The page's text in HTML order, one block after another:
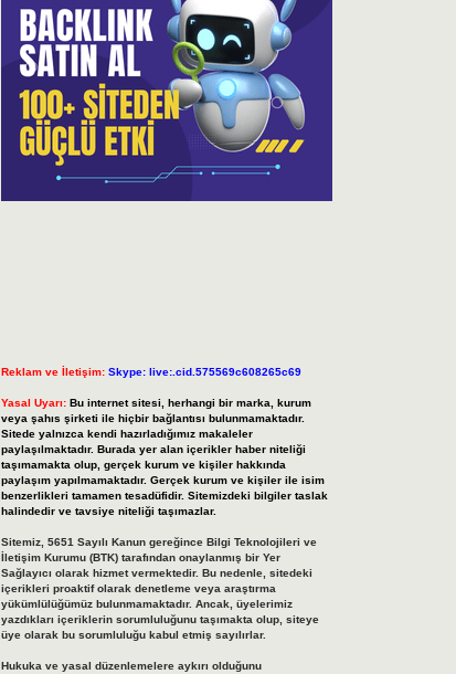
Reklam ve İletişim: Skype: live:.cid.575569c608265c69
Yasal Uyarı: Bu internet sitesi, herhangi bir marka, kurum
veya şahıs şirketi ile hiçbir bağlantısı bulunmamaktadır.
Sitede yalnızca kendi hazırladığımız makaleler
paylaşılmaktadır. Burada yer alan içerikler haber niteliği
taşımamakta olup, gerçek kurum ve kişiler hakkında
paylaşım yapılmamaktadır. Gerçek kurum ve kişiler ile isim
benzerlikleri tamamen tesadüfidir. Sitemizdeki bilgiler taslak
halindedir ve tavsiye niteliği taşımazlar.
Sitemiz, 5651 Sayılı Kanun gereğince Bilgi Teknolojileri ve
İletişim Kurumu (BTK) tarafından onaylanmış bir Yer
Sağlayıcı olarak hizmet vermektedir. Bu nedenle, sitedeki
içerikleri proaktif olarak denetleme veya araştırma
yükümlülüğümüz bulunmamaktadır. Ancak, üyelerimiz
yazdıkları içeriklerin sorumluluğunu taşımakta olup, siteye
üye olarak bu sorumluluğu kabul etmiş sayılırlar.
Hukuka ve yasal düzenlemelere aykırı olduğunu